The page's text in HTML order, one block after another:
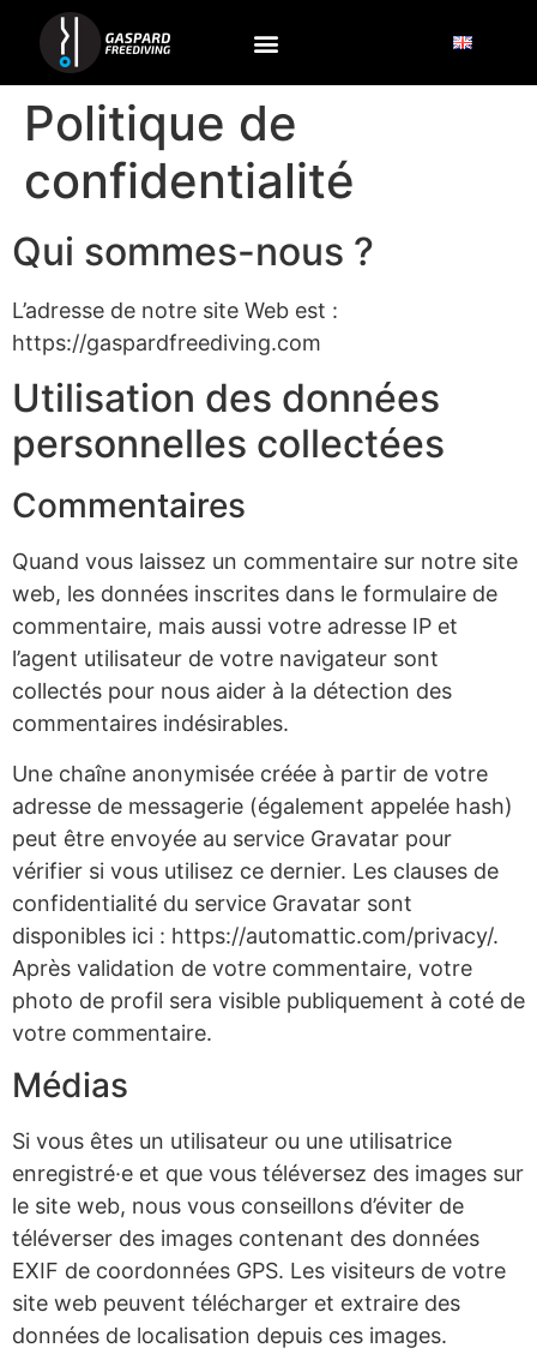
Politique de
confidentialité
Qui sommes-nous ?
L’adresse de notre site Web est :
https://gaspardfreediving.com
Utilisation des données
personnelles collectées
Commentaires
Quand vous laissez un commentaire sur notre site
web, les données inscrites dans le formulaire de
commentaire, mais aussi votre adresse IP et
l’agent utilisateur de votre navigateur sont
collectés pour nous aider à la détection des
commentaires indésirables.
Une chaîne anonymisée créée à partir de votre
adresse de messagerie (également appelée hash)
peut être envoyée au service Gravatar pour
vérifier si vous utilisez ce dernier. Les clauses de
confidentialité du service Gravatar sont
disponibles ici : https://automattic.com/privacy/.
Après validation de votre commentaire, votre
photo de profil sera visible publiquement à coté de
votre commentaire.
Médias
Si vous êtes un utilisateur ou une utilisatrice
enregistré·e et que vous téléversez des images sur
le site web, nous vous conseillons d’éviter de
téléverser des images contenant des données
EXIF de coordonnées GPS. Les visiteurs de votre
site web peuvent télécharger et extraire des
données de localisation depuis ces images.